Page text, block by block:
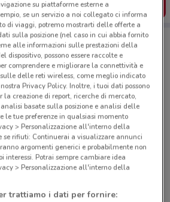
SCARICA L’APP
a Milano
© MapTiler© OpenStreetMap contributors
27 Milano
su piattaforme esterne a
se un servizio a noi collegato ci informa
di viaggi, potremo mostrarti delle offerte a
sulla posizione (nel caso in cui abbia fornito
alle informazioni sulle prestazioni della
dispositivo, possono essere raccolte e
comprendere e migliorare la connettività e
delle reti wireless, come meglio indicato
Privacy Policy. Inoltre, i tuoi dati possono
la creazione di report, ricerche di mercato,
basate sulla posizione e analisi delle
le tue preferenze in qualsiasi momento
> Personalizzazione all'interno della
se rifiuti: Continuerai a visualizzare annunci
argomenti generici e probabilmente non
interessi. Potrai sempre cambiare idea
> Personalizzazione all'interno della
trattiamo i dati per fornire: